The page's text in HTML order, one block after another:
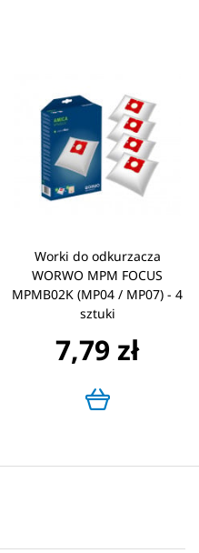
Worki do odkurzacza
WORWO MPM FOCUS
MPMB02K (MP04 / MP07) - 4
sztuki
7,79 zł